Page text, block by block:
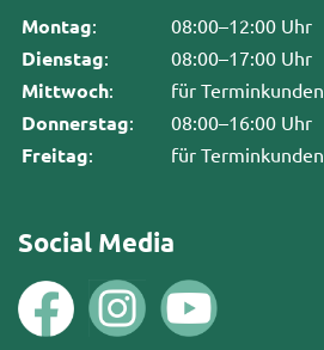
Montag: 08:00–12:00 Uhr
Dienstag: 08:00–17:00 Uhr
Mittwoch: für Terminkunden
Donnerstag: 08:00–16:00 Uhr
Freitag: für Terminkunden
Social Media